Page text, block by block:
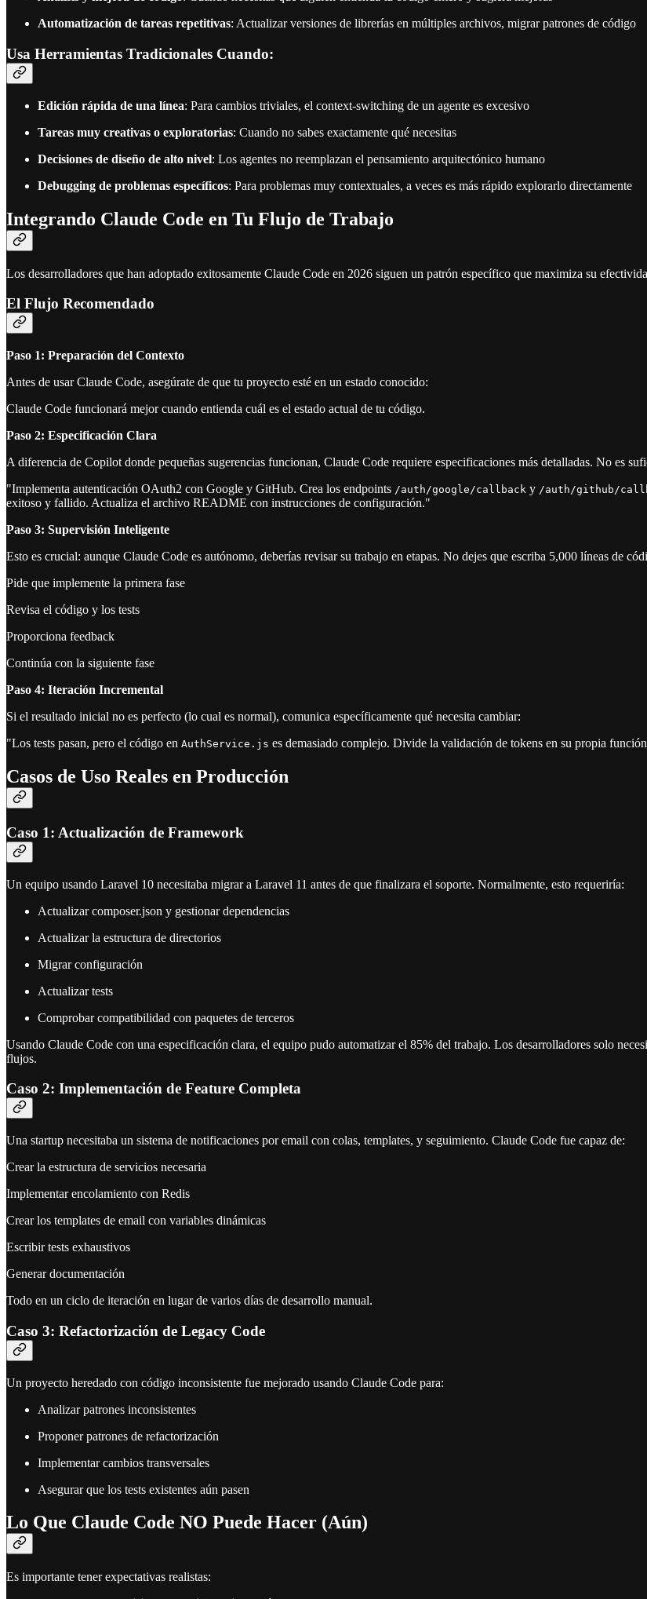
Automatización de tareas repetitivas: Actualizar versiones de librerías en múltiples archivos, migrar patrones de código
Usa Herramientas Tradicionales Cuando:
Edición rápida de una línea: Para cambios triviales, el context-switching de un agente es excesivo
Tareas muy creativas o exploratorias: Cuando no sabes exactamente qué necesitas
Decisiones de diseño de alto nivel: Los agentes no reemplazan el pensamiento arquitectónico humano
Debugging de problemas específicos: Para problemas muy contextuales, a veces es más rápido explorarlo directamente
Integrando Claude Code en Tu Flujo de Trabajo
Los desarrolladores que han adoptado exitosamente Claude Code en 2026 siguen un patrón específico que maximiza su
El Flujo Recomendado
Paso 1: Preparación del Contexto
Antes de usar Claude Code, asegúrate de que tu proyecto esté en un estado conocido:
Claude Code funcionará mejor cuando entienda cuál es el estado actual de tu código.
Paso 2: Especificación Clara
A diferencia de Copilot donde pequeñas sugerencias funcionan, Claude Code requiere especificaciones más detalladas. No es
"Implementa autenticación OAuth2 con Google y GitHub. Crea los endpoints /auth/google/callback y /auth/github/
exitoso y fallido. Actualiza el archivo README con instrucciones de configuración."
Paso 3: Supervisión Inteligente
Esto es crucial: aunque Claude Code es autónomo, deberías revisar su trabajo en etapas. No dejes que escriba 5,000 líneas de
Pide que implemente la primera fase
Revisa el código y los tests
Proporciona feedback
Continúa con la siguiente fase
Paso 4: Iteración Incremental
Si el resultado inicial no es perfecto (lo cual es normal), comunica específicamente qué necesita cambiar:
"Los tests pasan, pero el código en AuthService.js es demasiado complejo. Divide la validación de tokens en su propia
Casos de Uso Reales en Producción
Caso 1: Actualización de Framework
Un equipo usando Laravel 10 necesitaba migrar a Laravel 11 antes de que finalizara el soporte. Normalmente, esto requeriría:
Actualizar composer.json y gestionar dependencias
Actualizar la estructura de directorios
Migrar configuración
Actualizar tests
Comprobar compatibilidad con paquetes de terceros
Usando Claude Code con una especificación clara, el equipo pudo automatizar el 85% del trabajo. Los desarrolladores solo
flujos.
Caso 2: Implementación de Feature Completa
Una startup necesitaba un sistema de notificaciones por email con colas, templates, y seguimiento. Claude Code fue capaz de:
Crear la estructura de servicios necesaria
Implementar encolamiento con Redis
Crear los templates de email con variables dinámicas
Escribir tests exhaustivos
Generar documentación
Todo en un ciclo de iteración en lugar de varios días de desarrollo manual.
Caso 3: Refactorización de Legacy Code
Un proyecto heredado con código inconsistente fue mejorado usando Claude Code para:
Analizar patrones inconsistentes
Proponer patrones de refactorización
Implementar cambios transversales
Asegurar que los tests existentes aún pasen
Lo Que Claude Code NO Puede Hacer (Aún)
Es importante tener expectativas realistas: